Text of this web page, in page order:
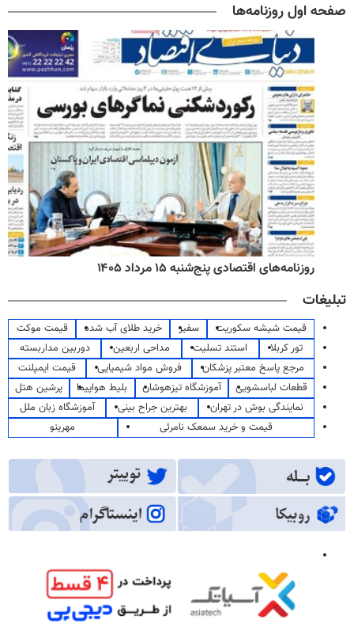
صفحه اول روزنامه‌ها
روزنامه‌های اقتصادی پنج‌شنبه ۱۵ مرداد ۱۴۰۵
تبلیغات
قیمت شیشه سکوریت سفیر خرید طلای آب شده
قیمت موکت
تور کربلا
استند تسلیت مداحی اربعین
دوربین مداربسته
مرجع پاسخ معتبر پزشکان
فروش مواد شیمیایی
قیمت ایمپلنت
قطعات لباسشویی
آموزشگاه تیزهوشان بلیط هواپیما
پرشین هتل
نمایندگی بوش در تهران
بهترین جراح بینی
آموزشگاه زبان ملل
قیمت و خرید سمعک نامرئی
مهرینو